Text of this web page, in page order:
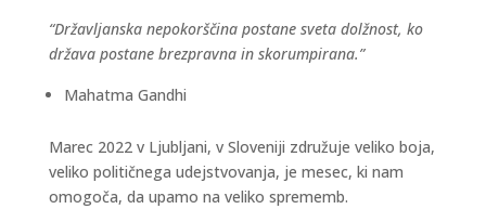
“Državljanska nepokorščina postane sveta dolžnost, ko
država postane brezpravna in skorumpirana.”
Mahatma Gandhi
Marec 2022 v Ljubljani, v Sloveniji združuje veliko boja,
veliko političnega udejstvovanja, je mesec, ki nam
omogoča, da upamo na veliko sprememb.